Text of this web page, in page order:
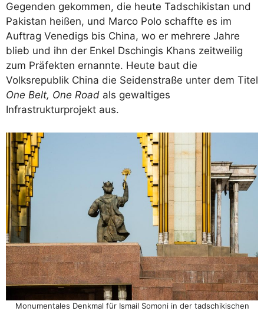
Gegenden gekommen, die heute Tadschikistan und
Pakistan heißen, und Marco Polo schaffte es im
Auftrag Venedigs bis China, wo er mehrere Jahre
blieb und ihn der Enkel Dschingis Khans zeitweilig
zum Präfekten ernannte. Heute baut die
Volksrepublik China die Seidenstraße unter dem Titel
One Belt, One Road als gewaltiges
Infrastrukturprojekt aus.
Monumentales Denkmal für Ismail Somoni in der tadschikischen